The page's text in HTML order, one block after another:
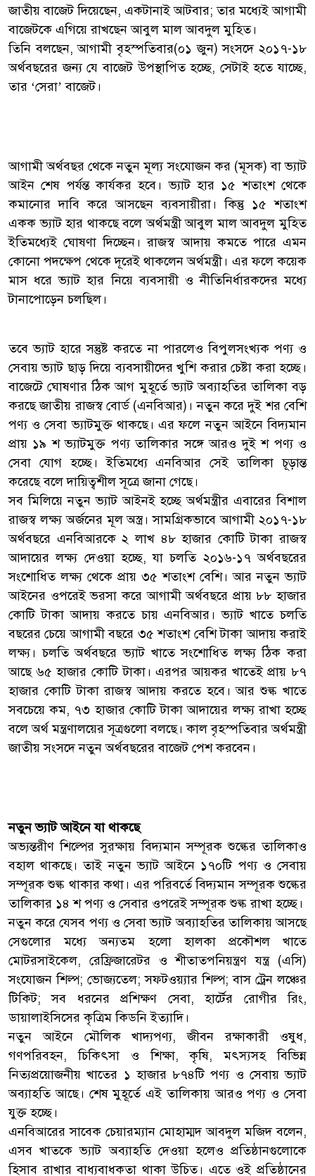
জাতীয় বাজেট দিয়েছেন, একটানাই আটবার; তার মধ্যেই আগামী
বাজেটকে এগিয়ে রাখছেন আবুল মাল আবদুল মুহিত।
তিনি বলছেন, আগামী বৃহস্পতিবার(০১ জুন) সংসদে ২০১৭-১৮
অর্থবছরের জন্য যে বাজেট উপস্থাপিত হচ্ছে, সেটাই হতে যাচ্ছে,
তার ‘সেরা’ বাজেট।
আগামী অর্থবছর থেকে নতুন মূল্য সংযোজন কর (মূসক) বা ভ্যাট
আইন শেষ পর্যন্ত কার্যকর হবে। ভ্যাট হার ১৫ শতাংশ থেকে
কমানোর দাবি করে আসছেন ব্যবসায়ীরা। কিন্তু ১৫ শতাংশ
একক ভ্যাট হার থাকছে বলে অর্থমন্ত্রী আবুল মাল আবদুল মুহিত
ইতিমধ্যেই ঘোষণা দিচ্ছেন। রাজস্ব আদায় কমতে পারে এমন
কোনো পদক্ষেপ থেকে দূরেই থাকলেন অর্থমন্ত্রী। এর ফলে কয়েক
মাস ধরে ভ্যাট হার নিয়ে ব্যবসায়ী ও নীতিনির্ধারকদের মধ্যে
টানাপোড়েন চলছিল।
তবে ভ্যাট হারে সন্তুষ্ট করতে না পারলেও বিপুলসংখ্যক পণ্য ও
সেবায় ভ্যাট ছাড় দিয়ে ব্যবসায়ীদের খুশি করার চেষ্টা করা হচ্ছে।
বাজেটে ঘোষণার ঠিক আগ মুহূর্তে ভ্যাট অব্যাহতির তালিকা বড়
করছে জাতীয় রাজস্ব বোর্ড (এনবিআর)। নতুন করে দুই শর বেশি
পণ্য ও সেবা ভ্যাটমুক্ত থাকছে। এর ফলে নতুন আইনে বিদ্যমান
প্রায় ১৯ শ ভ্যাটমুক্ত পণ্য তালিকার সঙ্গে আরও দুই শ পণ্য ও
সেবা যোগ হচ্ছে। ইতিমধ্যে এনবিআর সেই তালিকা চূড়ান্ত
করেছে বলে দায়িত্বশীল সূত্রে জানা গেছে।
সব মিলিয়ে নতুন ভ্যাট আইনই হচ্ছে অর্থমন্ত্রীর এবারের বিশাল
রাজস্ব লক্ষ্য অর্জনের মূল অস্ত্র। সামগ্রিকভাবে আগামী ২০১৭-১৮
অর্থবছরে এনবিআরকে ২ লাখ ৪৮ হাজার কোটি টাকা রাজস্ব
আদায়ের লক্ষ্য দেওয়া হচ্ছে, যা চলতি ২০১৬-১৭ অর্থবছরের
সংশোধিত লক্ষ্য থেকে প্রায় ৩৫ শতাংশ বেশি। আর নতুন ভ্যাট
আইনের ওপরেই ভরসা করে আগামী অর্থবছরে প্রায় ৮৮ হাজার
কোটি টাকা আদায় করতে চায় এনবিআর। ভ্যাট খাতে চলতি
বছরের চেয়ে আগামী বছরে ৩৫ শতাংশ বেশি টাকা আদায় করাই
লক্ষ্য। চলতি অর্থবছরে ভ্যাট খাতে সংশোধিত লক্ষ্য ঠিক করা
আছে ৬৫ হাজার কোটি টাকা। এরপর আয়কর খাতেই প্রায় ৮৭
হাজার কোটি টাকা রাজস্ব আদায় করতে হবে। আর শুল্ক খাতে
সবচেয়ে কম, ৭৩ হাজার কোটি টাকা আদায়ের লক্ষ্য রাখা হচ্ছে
বলে অর্থ মন্ত্রণালয়ের সূত্রগুলো বলছে। কাল বৃহস্পতিবার অর্থমন্ত্রী
জাতীয় সংসদে নতুন অর্থবছরের বাজেট পেশ করবেন।
নতুন ভ্যাট আইনে যা থাকছে
অভ্যন্তরীণ শিল্পের সুরক্ষায় বিদ্যমান সম্পূরক শুল্কের তালিকাও
বহাল থাকছে। তাই নতুন ভ্যাট আইনে ১৭০টি পণ্য ও সেবায়
সম্পূরক শুল্ক থাকার কথা। এর পরিবর্তে বিদ্যমান সম্পূরক শুল্কের
তালিকার ১৪ শ পণ্য ও সেবার ওপরেই সম্পূরক শুল্ক রাখা হচ্ছে।
নতুন করে যেসব পণ্য ও সেবা ভ্যাট অব্যাহতির তালিকায় আসছে
সেগুলোর মধ্যে অন্যতম হলো হালকা প্রকৌশল খাতে
মোটরসাইকেল, রেফ্রিজারেটর ও শীতাতপনিয়ন্ত্রণ যন্ত্র (এসি)
সংযোজন শিল্প; ভোজ্যতেল; সফটওয়্যার শিল্প; বাস ট্রেন লঞ্চের
টিকিট; সব ধরনের প্রশিক্ষণ সেবা, হার্টের রোগীর রিং,
ডায়ালাইসিসের কৃত্রিম কিডনি ইত্যাদি।
নতুন আইনে মৌলিক খাদ্যপণ্য, জীবন রক্ষাকারী ওষুধ,
গণপরিবহন, চিকিৎসা ও শিক্ষা, কৃষি, মৎস্যসহ বিভিন্ন
নিত্যপ্রয়োজনীয় খাতের ১ হাজার ৮৭৪টি পণ্য ও সেবায় ভ্যাট
অব্যাহতি আছে। শেষ মুহূর্তে এই তালিকায় আরও পণ্য ও সেবা
যুক্ত হচ্ছে।
এনবিআরের সাবেক চেয়ারম্যান মোহাম্মদ আবদুল মজিদ বলেন,
এসব খাতকে ভ্যাট অব্যাহতি দেওয়া হলেও প্রতিষ্ঠানগুলোকে
হিসাব রাখার বাধ্যবাধকতা থাকা উচিত। এতে ওই প্রতিষ্ঠানের